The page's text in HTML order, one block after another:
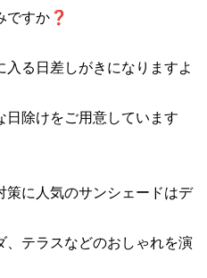
ですか❓
る日差しがきになりますよ
日除けをご用意しています
に人気のサンシェードはデ
テラスなどのおしゃれを演